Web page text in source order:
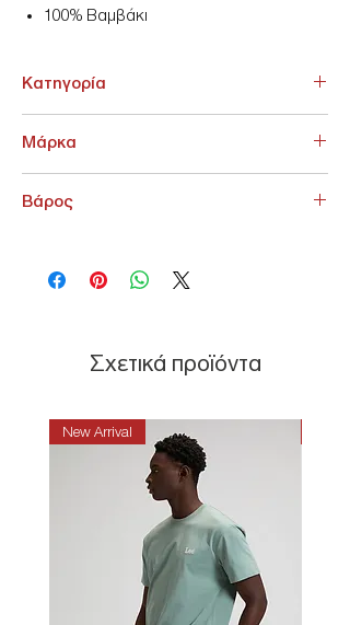
100% Βαμβάκι
Κατηγορία
Μάρκα
Βάρος
Σχετικά προϊόντα
New Arrival